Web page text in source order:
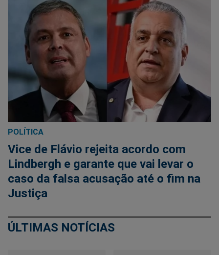
POLÍTICA
Vice de Flávio rejeita acordo com
Lindbergh e garante que vai levar o
caso da falsa acusação até o fim na
Justiça
ÚLTIMAS NOTÍCIAS